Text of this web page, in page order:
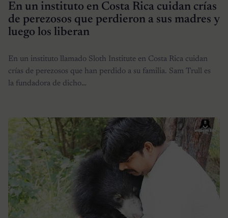
En un instituto en Costa Rica cuidan crías
de perezosos que perdieron a sus madres y
luego los liberan
En un instituto llamado Sloth Institute en Costa Rica cuidan
crías de perezosos que han perdido a su familia. Sam Trull es
la fundadora de dicho…